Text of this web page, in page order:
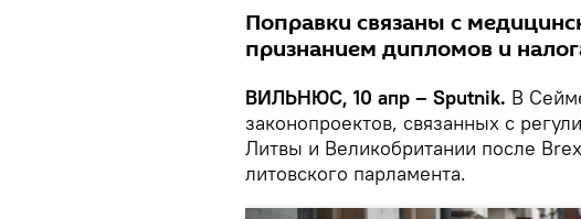
Поправки связаны с
признанием дипломов и
ВИЛЬНЮС, 10 апр – Sputnik. В
законопроектов, связанных с
Литвы и Великобритании после
литовского парламента.